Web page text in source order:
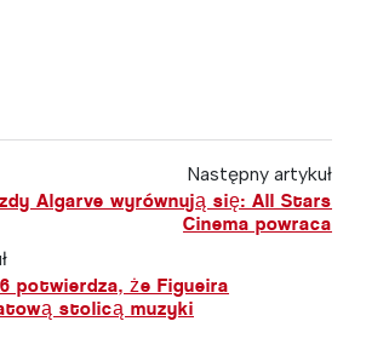
Następny artykuł
Algarve wyrównują się: All Stars
Cinema powraca
potwierdza, że Figueira
stolicą muzyki